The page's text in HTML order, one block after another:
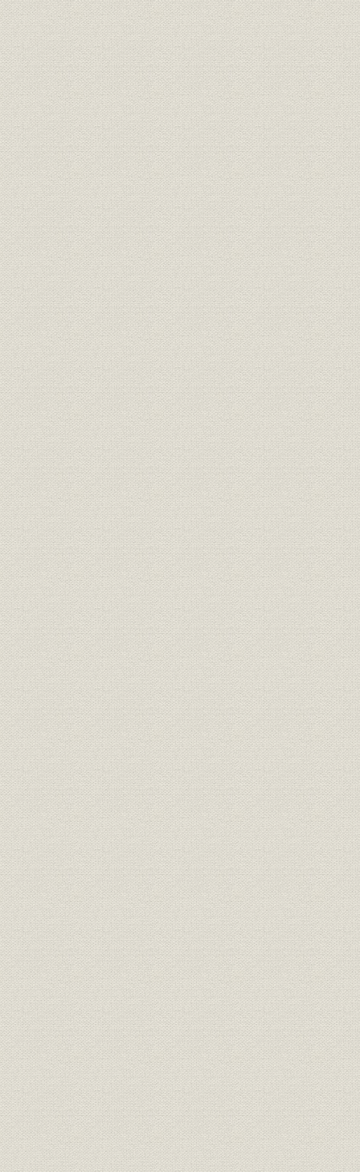
(8) 首無し飛行機と“飛燕”後継機
(9) 「キ-100」台シリーズの飛行機
(10) 4発遠距離爆撃機とイ号乙
(11) 工場疎開と空襲
(12) 終戦―戦中の航空機生産実績
[3] 戦後の再建(昭和20年~昭和27年)
(1) 航空機の生産禁止
(2) 経営陣の交代
(3) 民需への転換
(4) バスボディの製作
(5) (株)川崎岐阜製作所の誕生
(6) 航空機工業再開への動き
[4] 航空機部門の再開(昭和27年~昭和29年)
(1) 再開への始動
(2) 国産小型機の製作(KAL連絡機とKAT練習機)
(3) 米軍機の定期分解修理
(4) 川崎ベル式47型ヘリコプタの生産
(5) 川崎航空機工業(株)の新発足
(6) バスボディ組立工場の倒壊
(7) 米空軍ジェットエンジンの修理
(8) 低速目標機(KAQ-1)の試作
[5] 航空機の生産開始(昭和29年~昭和34年)
(1) 防衛力増強計画とT-33Aジェット練習機の生産内示
(2) T-33Aジェット練習機の製造
(3) 防衛庁機のオーバーホール
(4) 軽ジェット練習機(T1K1)の試作研究
(5) 64式対戦車誘導弾(KAM-3)の開発
(6) 第1次防衛力整備計画と対潜哨戒機P2V-7の生産決定
(7) P2V-7対潜哨戒機の製造
(8) 伸びるバスボディの生産
[6] 航空機部門の基盤確立(昭和34年~39年)
(1) 岐阜製作所の動き
(2) 戦闘機F-104Jへの生産参加
(3) YS-11中型輸送機の共同開発
(4) 大型ヘリコプタKV-107の製造
(5) 小型ヘリコプタKH4の試作・製造